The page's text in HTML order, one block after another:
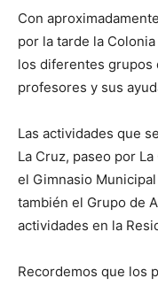
Con
por la tarde la
los diferentes grupos
profesores y sus
Las actividades que
La Cruz, paseo por
el Gimnasio Municipal
también el Grupo de
actividades en la
Recordemos que los